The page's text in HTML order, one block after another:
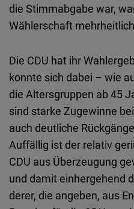
die Stimmabgabe war,
Wählerschaft
Die CDU hat ihr
konnte sich dabei – wie
die Altersgruppen ab 45
sind starke Zugewinne
auch deutliche
Auffällig ist der relativ
CDU aus Überzeugung
und damit einhergehend
derer, die angeben, aus